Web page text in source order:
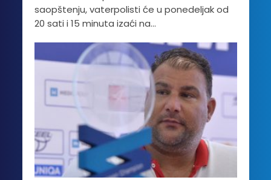
saopštenju, vaterpolisti će u ponedeljak od
20 sati i 15 minuta izaći na...